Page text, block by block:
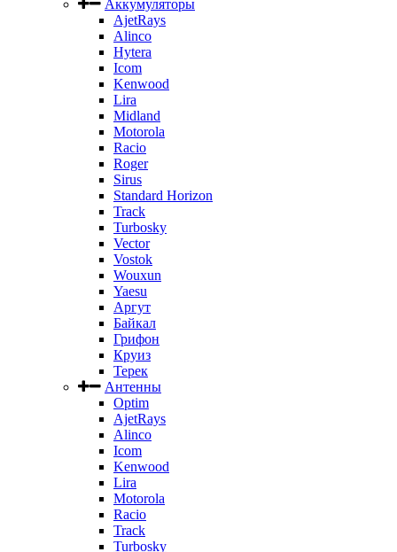
Аккумуляторы
AjetRays
Alinco
Hytera
Icom
Kenwood
Lira
Midland
Motorola
Racio
Roger
Sirus
Standard Horizon
Track
Turbosky
Vector
Vostok
Wouxun
Yaesu
Аргут
Байкал
Грифон
Круиз
Терек
Антенны
Optim
AjetRays
Alinco
Icom
Kenwood
Lira
Motorola
Racio
Track
Turbosky